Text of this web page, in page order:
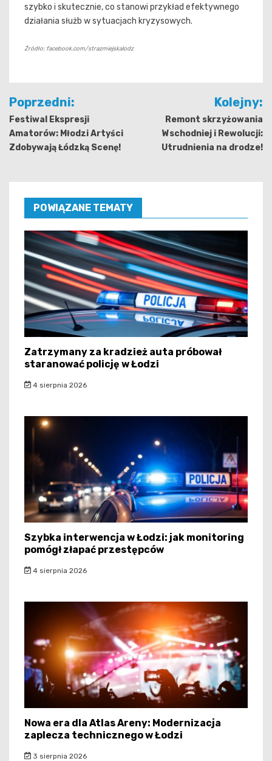
szybko i skutecznie, co stanowi przykład efektywnego
działania służb w sytuacjach kryzysowych.
Źródło: facebook.com/strazmiejskalodz
Nawigacja
wpisu
Poprzedni:
Festiwal Ekspresji
Amatorów: Młodzi Artyści
Zdobywają Łódzką Scenę!
Kolejny:
Remont skrzyżowania
Wschodniej i Rewolucji:
Utrudnienia na drodze!
POWIĄZANE TEMATY
Zatrzymany za kradzież auta próbował
staranować policję w Łodzi
4 sierpnia 2026
Szybka interwencja w Łodzi: jak monitoring
pomógł złapać przestępców
4 sierpnia 2026
Nowa era dla Atlas Areny: Modernizacja
zaplecza technicznego w Łodzi
3 sierpnia 2026